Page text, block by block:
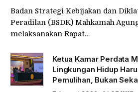
Badan Strategi Kebijakan dan
Peradilan (BSDK) Mahkamah
melaksanakan Rapat…
Ketua Kamar Perdata
Lingkungan Hidup
Pemulihan, Bukan